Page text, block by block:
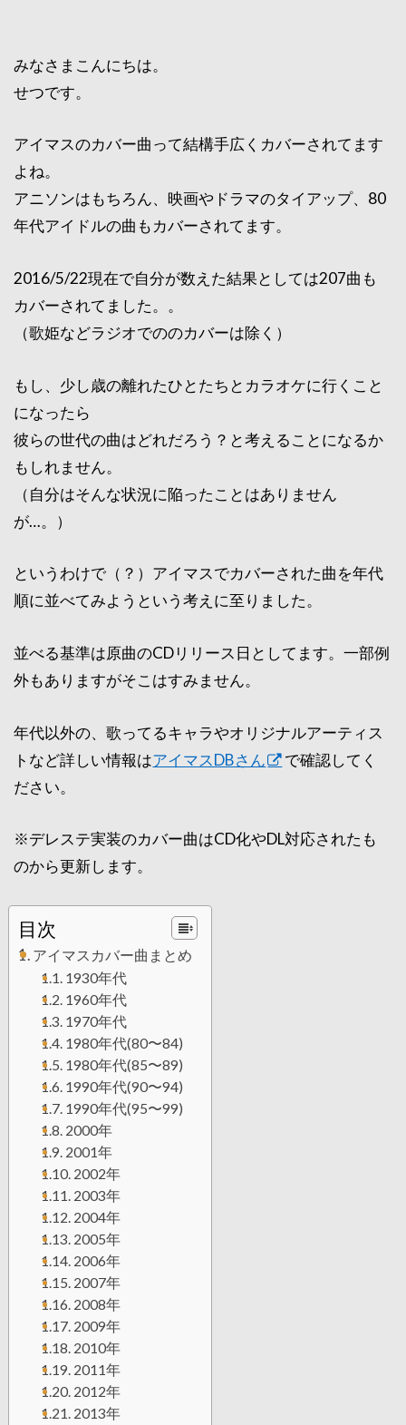
みなさまこんにちは。
せつです。
アイマスのカバー曲って結構手広くカバーされてます
よね。
アニソンはもちろん、映画やドラマのタイアップ、80
年代アイドルの曲もカバーされてます。
2016/5/22現在で自分が数えた結果としては207曲も
カバーされてました。。
（歌姫などラジオでののカバーは除く）
もし、少し歳の離れたひとたちとカラオケに行くこと
になったら
彼らの世代の曲はどれだろう？と考えることになるか
もしれません。
（自分はそんな状況に陥ったことはありません
が…。）
というわけで（？）アイマスでカバーされた曲を年代
順に並べてみようという考えに至りました。
並べる基準は原曲のCDリリース日としてます。一部例
外もありますがそこはすみません。
年代以外の、歌ってるキャラやオリジナルアーティス
トなど詳しい情報はアイマスDBさん
で確認してく
ださい。
※デレステ実装のカバー曲はCD化やDL対応されたも
のから更新します。
目次
アイマスカバー曲まとめ
1930年代
1960年代
1970年代
1980年代(80〜84)
1980年代(85〜89)
1990年代(90〜94)
1990年代(95〜99)
2000年
2001年
2002年
2003年
2004年
2005年
2006年
2007年
2008年
2009年
2010年
2011年
2012年
2013年